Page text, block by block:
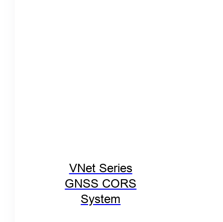
VNet Series
GNSS CORS
System